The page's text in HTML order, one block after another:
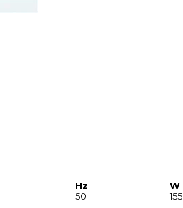
Hz W
50 155